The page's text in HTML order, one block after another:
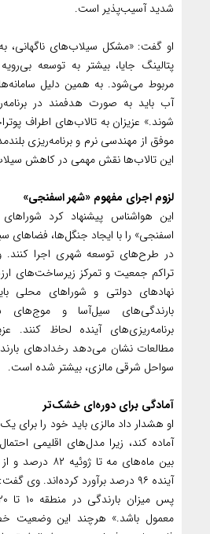
شدید آسیب‌پذیر است.
او گفت: «مشکل سیلاب‌های ناگهانی،
پتالینگ جایا، بیشتر به توسعه
مربوط می‌شود. به همین دلیل
آب باید به صورت هدفمند در
شوند.» عزیزان به تالاب‌های اطراف
موفق از مهندسی نرم و برنامه‌ریزی
این تالاب‌ها نقش مهمی در کاهش
لزوم اجرای مفهوم «شهر اسفنجی»
این هواشناس پیشنهاد کرد
اسفنجی» را با ایجاد جنگل‌ها، فضاهای
در طرح‌های توسعه شهری اجرا کنند.
تراکم جمعیت و تمرکز زیرساخت‌های
نهادهای دولتی و شوراهای محلی
بارندگی‌های سیل‌آسا و موج‌های
برنامه‌ریزی‌های آینده لحاظ کنند.
مطالعات نشان می‌دهد رخدادهای
سواحل شرقی مالزی، بیشتر شده است.
آمادگی برای دوره‌ای خشک‌تر
او هشدار داد مالزی باید خود را برای
آماده کند، زیرا مدل‌های اقلیمی
بین ماه‌های مه تا
آینده ۹۶ درصد برآورد کرده‌اند. وی
معمول باشد.» هرچند این وضعیت